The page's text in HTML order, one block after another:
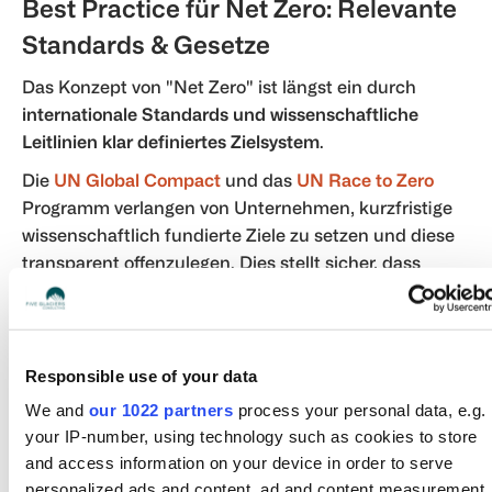
Responsible use of your data
We and our 1022 partners process your personal data, e.g.
your IP-number, using technology such as cookies to store
and access information on your device in order to serve
Best Practice für Net Zero: Relevante
Standards & Gesetze
Das Konzept von "Net Zero" ist längst ein durch
internationale Standards und wissenschaftliche
Leitlinien klar definiertes Zielsystem.
Die UN Global Compact und das UN Race to Zero
Programm verlangen von Unternehmen, kurzfristige
wissenschaftlich fundierte Ziele zu setzen und diese
transparent offenzulegen. Dies stellt sicher, dass
Dekarbonisierungspläne nicht nur angekündigt,
Netto-Null nur dann glaubwürdig ist, wenn
Unternehmen90–95 % ihrer Emissionen
spätestens 2050 reduziert haben – Kompensation
darf nur für die unvermeidbaren Restemissionen
eingesetzt werden.